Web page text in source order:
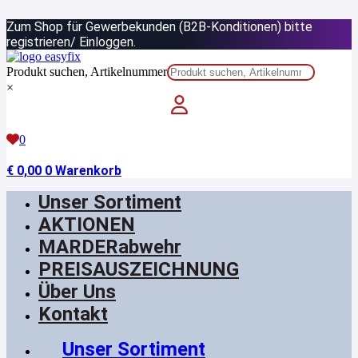
Inhalt
springen
Zum Shop für Gewerbekunden (B2B-Konditionen) bitte
registrieren/ Einloggen.
Produkt suchen, Artikelnummer
×
0
€ 0,00 0 Warenkorb
Unser Sortiment
AKTIONEN
MARDERabwehr
PREISAUSZEICHNUNG
Über Uns
Kontakt
Unser Sortiment